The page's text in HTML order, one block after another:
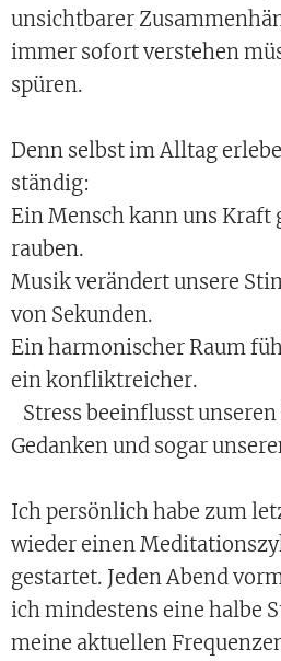
unsichtbarer
immer sofort verstehen
spüren.
Denn selbst im Alltag
ständig:
Ein Mensch kann uns Kraft
rauben.
Musik verändert unsere
von Sekunden.
Ein harmonischer Raum
ein konfliktreicher.
Stress beeinflusst
Gedanken und sogar
Ich persönlich habe zum
wieder einen
gestartet. Jeden Abend
ich mindestens eine halbe
meine aktuellen